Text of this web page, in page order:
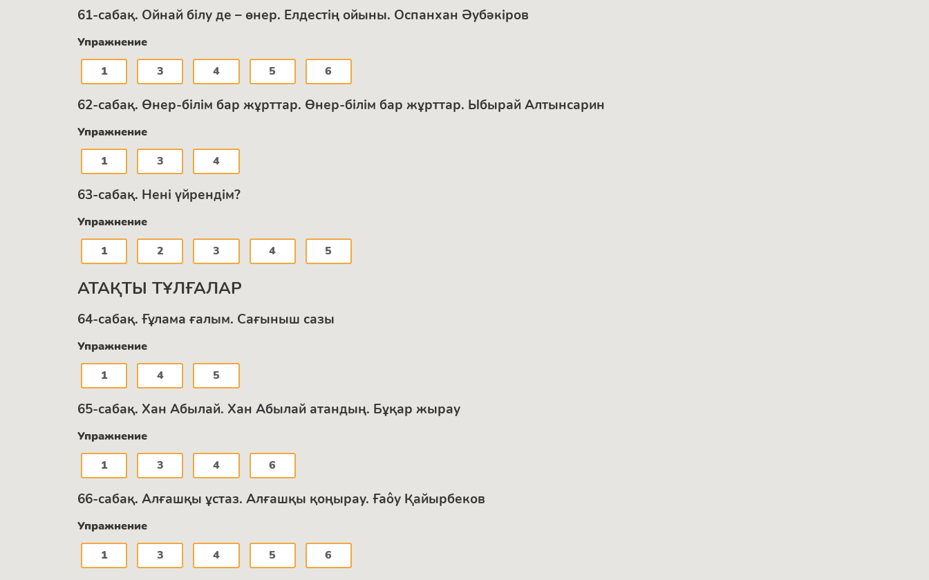
61-сабақ. Ойнай білу де – өнер. Елдестің ойыны. Оспанхан Әубәкіров
Упражнение
1
3 4 5 6
62-сабақ. Өнер-білім бар жұрттар. Өнер-білім бар жұрттар. Ыбырай Алтынсарин
Упражнение
1
3 4
63-сабақ. Нені үйрендім?
Упражнение
1
2 3 4 5
АТАҚТЫ ТҰЛҒАЛАР
64-сабақ. Ғұлама ғалым. Сағыныш сазы
Упражнение
1
4 5
65-сабақ. Хан Абылай. Хан Абылай атандың. Бұқар жырау
Упражнение
1
3 4 6
66-сабақ. Алғашқы ұстаз. Алғашқы қоңырау. Ғаôу Қайырбеков
Упражнение
1
3 4 5 6